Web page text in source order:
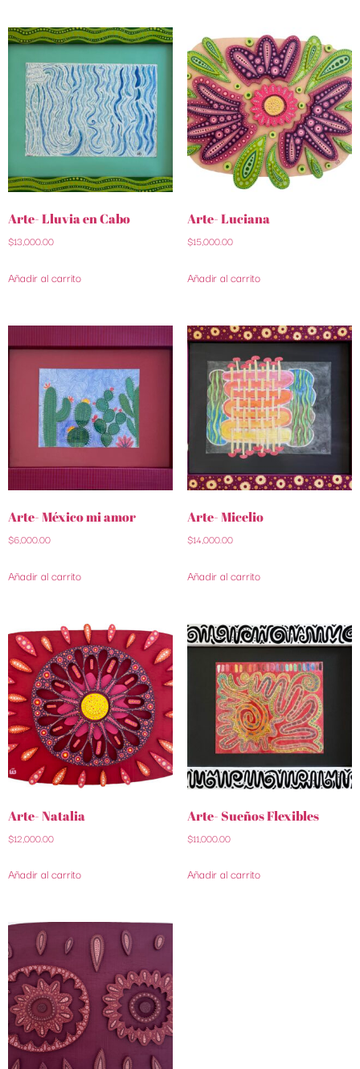
Arte- Lluvia en Cabo
$13,000.00
Añadir al carrito
Arte- Luciana
$15,000.00
Añadir al carrito
Arte- México mi amor
$6,000.00
Añadir al carrito
Arte- Micelio
$14,000.00
Añadir al carrito
Arte- Natalia
$12,000.00
Añadir al carrito
Arte- Sueños Flexibles
$11,000.00
Añadir al carrito